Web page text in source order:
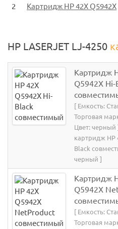
2 Картридж HP 42X Q5942X
HP LASERJET LJ-4250
Картридж
Q5942X Hi-
[ Емкость:
Торговая
Цвет:
картридж HP
Black
черный ]
Картридж
Q5942X
[ Емкость:
Торговая